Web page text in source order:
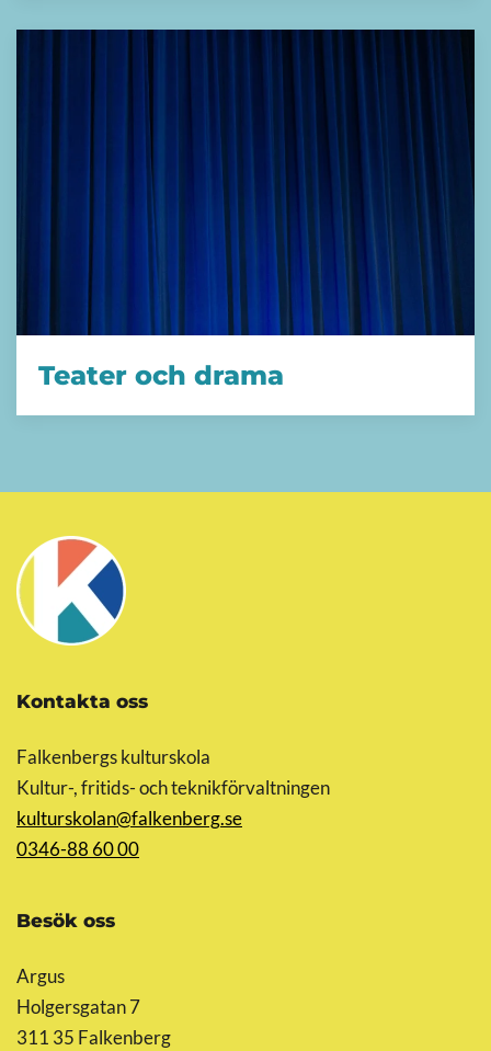
Teater och drama
Kontakta oss
Falkenbergs kulturskola
Kultur-, fritids- och teknikförvaltningen
kulturskolan@falkenberg.se
0346-88 60 00
Besök oss
Argus
Holgersgatan 7
311 35 Falkenberg